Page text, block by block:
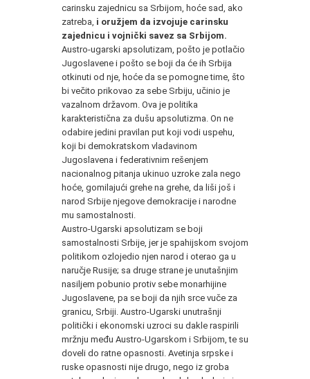
carinsku zajednicu sa Srbijom, hoće sad, ako
zatreba, i oružjem da izvojuje carinsku
zajednicu i vojnički savez sa Srbijom.
Austro-ugarski apsolutizam, pošto je potlačio
Jugoslavene i pošto se boji da će ih Srbija
otkinuti od nje, hoće da se pomogne time, što
bi večito prikovao za sebe Srbiju, učinio je
vazalnom državom. Ova je politika
karakteristična za dušu apsolutizma. On ne
odabire jedini pravilan put koji vodi uspehu,
koji bi demokratskom vladavinom
Jugoslavena i federativnim rešenjem
nacionalnog pitanja ukinuo uzroke zala nego
hoće, gomilajući grehe na grehe, da liši još i
narod Srbije njegove demokracije i narodne
mu samostalnosti.
Austro-Ugarski apsolutizam se boji
samostalnosti Srbije, jer je spahijskom svojom
politikom ozlojedio njen narod i oterao ga u
naručje Rusije; sa druge strane je unutašnjim
nasiljem pobunio protiv sebe monarhijine
Jugoslavene, pa se boji da njih srce vuče za
granicu, Srbiji. Austro-Ugarski unutrašnji
politički i ekonomski uzroci su dakle raspirili
mržnju među Austro-Ugarskom i Srbijom, te su
doveli do ratne opasnosti. Avetinja srpske i
ruske opasnosti nije drugo, nego iz groba